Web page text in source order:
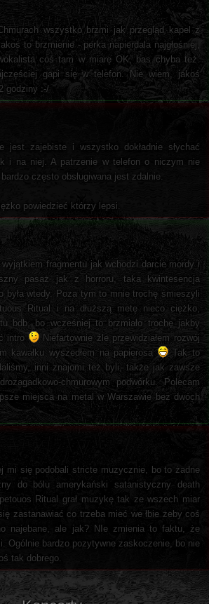
wszystko brzmi jak przegląd kapel z
to brzmienie - perka napierdala najgłośniej,
coś tam w miarę OK, bas chyba też.
gapi się w telefon. Nie wiem, jakoś
godziny :-/
jest zajebiste i wszystko dokładnie słychać
i na niej. A patrzenie w telefon o niczym nie
często obsługiwana jest zdalnie.
powiedzieć którzy lepsi.
fragmentu jak wchodzi darcie mordy i
pasaż jak z horroru, taka kwintesencja
była wtedy. Poza tym to mnie trochę śmieszyli
Ritual i na dłuższą metę nieco ciężko,
bdb, bo wcześniej to brzmiało trochę jakby
intro
Niefartownie źle przewidziałem rozwój
kawałku wyszedłem na papierosa
Tak to
inni znajomi też byli, także jak zawsze
chmurowym podwórku. Polecam
miejsca na metal w Warszawie bez dwóch
mi się podobali stricte muzycznie, bo to żadne
do bólu amerykański satanistyczny death
Ritual grał muzykę tak ze wszech miar
zastanawiać co trzeba mieć we łbie żeby coś
najebane, ale jak? NIe zmienia to faktu, że
Ogólnie bardzo pozytywne zaskoczenie, bo nie
tak dobrego.